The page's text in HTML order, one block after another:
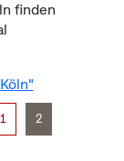
finden
1 2